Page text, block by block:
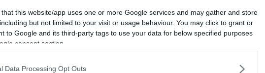
that this website/app uses one or more Google services and may gather and store
but not limited to your visit or usage behaviour. You may click to grant or
to Google and its third-party tags to use your data for below specified purposes
consent section.
Data Processing Opt Outs
Vill du bli
medlem?